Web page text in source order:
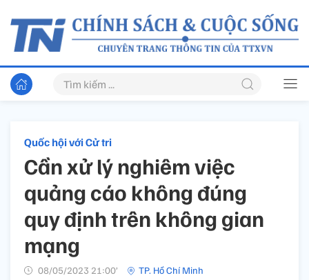
Quốc hội với Cử tri
Cần xử lý nghiêm việc
quảng cáo không đúng
quy định trên không gian
mạng
08/05/2023 21:00’ TP. Hồ Chí Minh